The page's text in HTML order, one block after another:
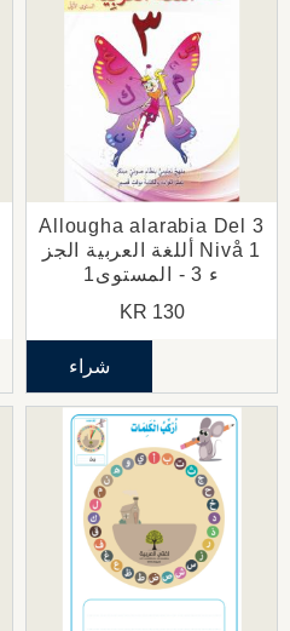
Allougha alarabia Del 3
Nivå 1 أللغة العربية الجز
ء 3 - المستوى1
130
شراء